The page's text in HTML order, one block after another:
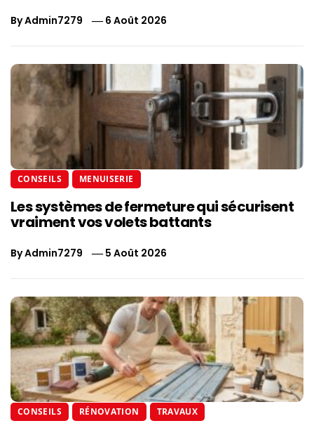
ByAdmin7279 6 Août 2026
CONSEILS MENUISERIE
Les systèmes de fermeture qui sécurisent
vraiment vos volets battants
ByAdmin7279 5 Août 2026
CONSEILS RÉNOVATION TRAVAUX